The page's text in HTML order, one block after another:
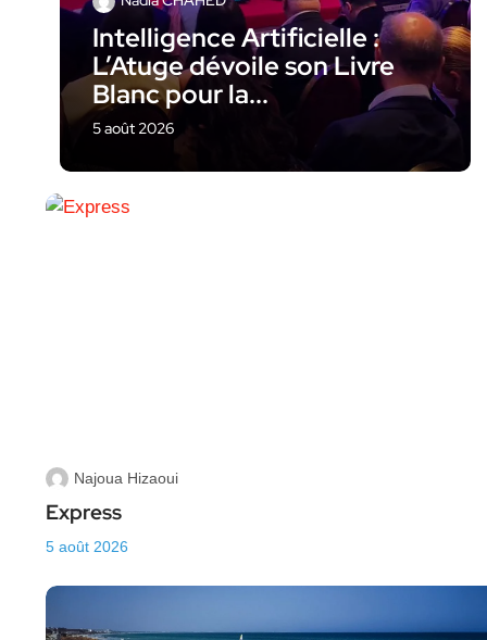
Intelligence Artificielle :
L’Atuge dévoile son Livre
Blanc pour la...
5 août 2026
Najoua Hizaoui
Express
5 août 2026